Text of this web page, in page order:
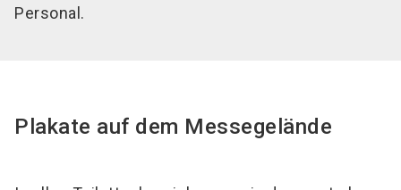
Personal.
Plakate auf dem Messegelände